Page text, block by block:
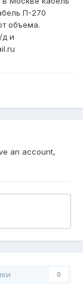
П-270
объема.
д и
an account,
0